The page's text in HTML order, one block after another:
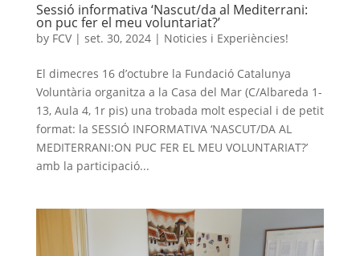
Sessió informativa ‘Nascut/da al Mediterrani:
on puc fer el meu voluntariat?’
by FCV| set. 30, 2024| Noticies i Experiències!
El dimecres 16 d’octubre la Fundació Catalunya
Voluntària organitza a la Casa del Mar (C/Albareda 1-
13, Aula 4, 1r pis) una trobada molt especial i de petit
format: la SESSIÓ INFORMATIVA ‘NASCUT/DA AL
MEDITERRANI:ON PUC FER EL MEU VOLUNTARIAT?’
amb la participació...